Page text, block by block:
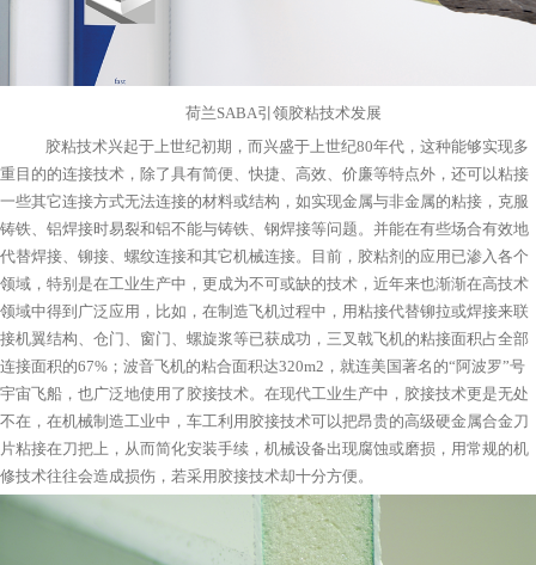
荷兰SABA引领胶粘技术发展
胶粘技术兴起于上世纪初期，而兴盛于上世纪80年代，这种能够实现多
重目的的连接技术，除了具有简便、快捷、高效、价廉等特点外，还可以粘接
一些其它连接方式无法连接的材料或结构，如实现金属与非金属的粘接，克服
铸铁、铝焊接时易裂和铝不能与铸铁、钢焊接等问题。并能在有些场合有效地
代替焊接、铆接、螺纹连接和其它机械连接。目前，胶粘剂的应用已渗入各个
领域，特别是在工业生产中，更成为不可或缺的技术，近年来也渐渐在高技术
领域中得到广泛应用，比如，在制造飞机过程中，用粘接代替铆拉或焊接来联
接机翼结构、仓门、窗门、螺旋浆等已获成功，三叉戟飞机的粘接面积占全部
连接面积的67%；波音飞机的粘合面积达320m2，就连美国著名的“阿波罗”号
宇宙飞船，也广泛地使用了胶接技术。在现代工业生产中，胶接技术更是无处
不在，在机械制造工业中，车工利用胶接技术可以把昂贵的高级硬金属合金刀
片粘接在刀把上，从而简化安装手续，机械设备出现腐蚀或磨损，用常规的机
修技术往往会造成损伤，若采用胶接技术却十分方便。